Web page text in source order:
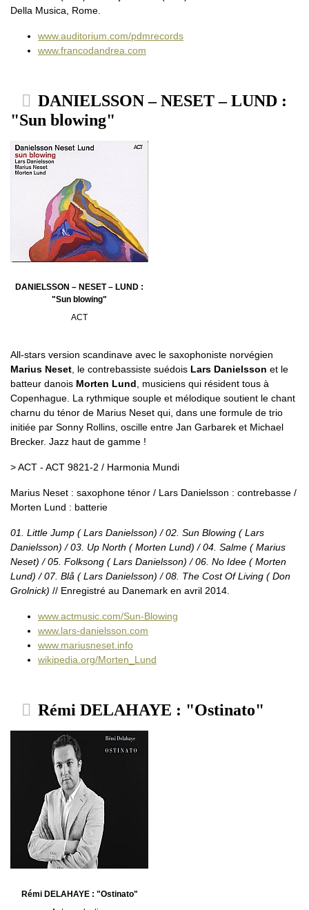
Della Musica, Rome.
www.auditorium.com/pdmrecords
www.francodandrea.com
DANIELSSON – NESET – LUND :
"Sun blowing"
DANIELSSON – NESET – LUND :
"Sun blowing"
ACT
All-stars version scandinave avec le saxophoniste norvégien
Marius Neset, le contrebassiste suédois Lars Danielsson et le
batteur danois Morten Lund, musiciens qui résident tous à
Copenhague. La rythmique souple et mélodique soutient le chant
charnu du ténor de Marius Neset qui, dans une formule de trio
initiée par Sonny Rollins, oscille entre Jan Garbarek et Michael
Brecker. Jazz haut de gamme !
> ACT - ACT 9821-2 / Harmonia Mundi
Marius Neset : saxophone ténor / Lars Danielsson : contrebasse /
Morten Lund : batterie
01. Little Jump ( Lars Danielsson) / 02. Sun Blowing ( Lars
Danielsson) / 03. Up North ( Morten Lund) / 04. Salme ( Marius
Neset) / 05. Folksong ( Lars Danielsson) / 06. No Idee ( Morten
Lund) / 07. Blå ( Lars Danielsson) / 08. The Cost Of Living ( Don
Grolnick) // Enregistré au Danemark en avril 2014.
www.actmusic.com/Sun-Blowing
www.lars-danielsson.com
www.mariusneset.info
wikipedia.org/Morten_Lund
Rémi DELAHAYE : "Ostinato"
Rémi DELAHAYE : "Ostinato"